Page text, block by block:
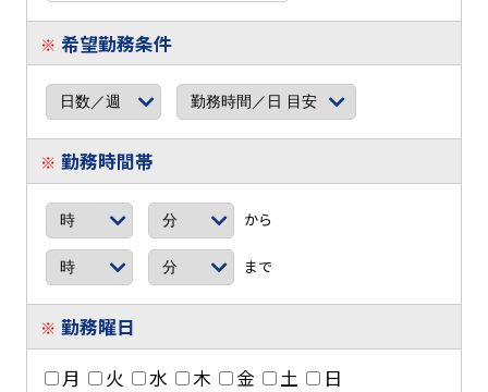
※ 希望勤務条件
※ 勤務時間帯
から
まで
※ 勤務曜日
月
火 水 木 金 土
日